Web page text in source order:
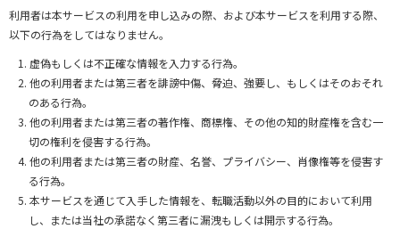
利用者は本サービスの利用を申し込みの際、および本サービスを利用する際、
以下の行為をしてはなりません。
虚偽もしくは不正確な情報を入力する行為。
他の利用者または第三者を誹謗中傷、脅迫、強要し、もしくはそのおそれ
のある行為。
他の利用者または第三者の著作権、商標権、その他の知的財産権を含む一
切の権利を侵害する行為。
他の利用者または第三者の財産、名誉、プライバシー、肖像権等を侵害す
る行為。
本サービスを通じて入手した情報を、転職活動以外の目的において利用
し、または当社の承諾なく第三者に漏洩もしくは開示する行為。